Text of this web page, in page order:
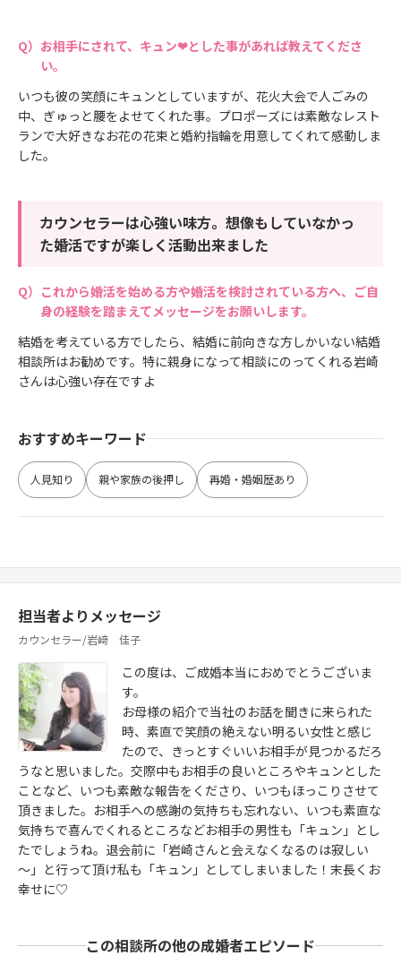
お相手にされて、キュン❤とした事があれば教えてくださ
い。
いつも彼の笑顔にキュンとしていますが、花火大会で人ごみの
中、ぎゅっと腰をよせてくれた事。プロポーズには素敵なレスト
ランで大好きなお花の花束と婚約指輪を用意してくれて感動しま
した。
カウンセラーは心強い味方。想像もしていなかっ
た婚活ですが楽しく活動出来ました
これから婚活を始める方や婚活を検討されている方へ、ご自
身の経験を踏まえてメッセージをお願いします。
結婚を考えている方でしたら、結婚に前向きな方しかいない結婚
相談所はお勧めです。特に親身になって相談にのってくれる岩崎
さんは心強い存在ですよ
おすすめキーワード
人見知り 親や家族の後押し 再婚・婚姻歴あり
担当者よりメッセージ
カウンセラー/岩﨑 佳子
この度は、ご成婚本当におめでとうございま
す。
お母様の紹介で当社のお話を聞きに来られた
時、素直で笑顔の絶えない明るい女性と感じ
たので、きっとすぐいいお相手が見つかるだろ
うなと思いました。交際中もお相手の良いところやキュンとした
ことなど、いつも素敵な報告をくださり、いつもほっこりさせて
頂きました。お相手への感謝の気持ちも忘れない、いつも素直な
気持ちで喜んでくれるところなどお相手の男性も「キュン」とし
たでしょうね。退会前に「岩崎さんと会えなくなるのは寂しい
～」と行って頂け私も「キュン」としてしまいました！末長くお
幸せに♡
この相談所の他の成婚者エピソード